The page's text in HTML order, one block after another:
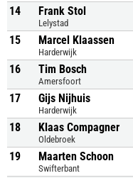
14 Frank Stol
Lelystad
15 Marcel Klaassen
Harderwijk
16 Tim Bosch
Amersfoort
17 Gijs Nijhuis
Harderwijk
18 Klaas Compagner
Oldebroek
19 Maarten Schoon
Swifterbant